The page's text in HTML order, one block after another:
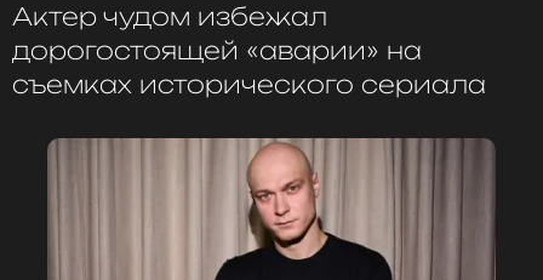
Актер чудом избежал
дорогостоящей «аварии» на
съемках исторического сериала